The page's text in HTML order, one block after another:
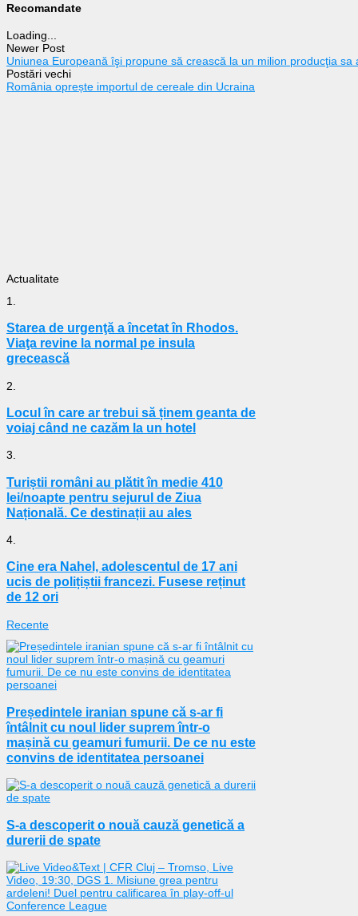
Recomandate
Loading...
Newer Post
Uniunea Europeană îşi propune să crească la un milion producţia sa
Postări vechi
România oprește importul de cereale din Ucraina
Actualitate
1.
Starea de urgenţă a încetat în Rhodos.
Viaţa revine la normal pe insula
grecească
2.
Locul în care ar trebui să ținem geanta de
voiaj când ne cazăm la un hotel
3.
Turiștii români au plătit în medie 410
lei/noapte pentru sejurul de Ziua
Națională. Ce destinații au ales
4.
Cine era Nahel, adolescentul de 17 ani
ucis de polițiștii francezi. Fusese reținut
de 12 ori
Recente
Președintele iranian spune că s-ar fi
întâlnit cu noul lider suprem într-o
mașină cu geamuri fumurii. De ce nu este
convins de identitatea persoanei
S-a descoperit o nouă cauză genetică a
durerii de spate